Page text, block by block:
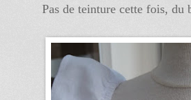
Pas de teinture cette fois, du